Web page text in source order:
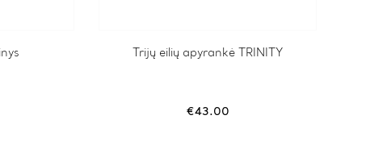
Trijų eilių apyrankė TRINITY
€43.00